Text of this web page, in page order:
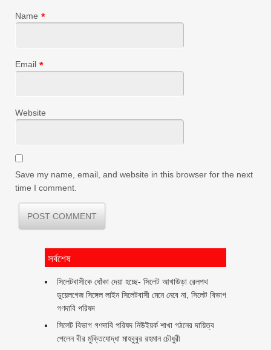
Name *
Email *
Website
Save my name, email, and website in this browser for the next
time I comment.
সর্বশেষ
‎সিলেটবাসীকে ধোঁকা দেয়া হচ্ছে- সিলেট আখাউড়া রেলপথ
ডুয়েলগেজ সিঙ্গেল লাইন সিলেটবাসী মেনে নেবে না, সিলেট বিভাগ
গণদাবি পরিষদ
সিলেট বিভাগ গণদাবি পরিষদ নিউইয়র্ক শাখা গঠনের দায়িত্ব
পেলেন বীর মুক্তিযোদ্ধা মাহবুবুর রহমান চৌধুরী ‎ ‎